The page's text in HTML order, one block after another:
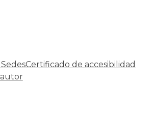
Certificado de accesibilidad